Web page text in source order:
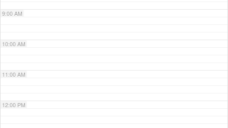
9:00 AM
10:00 AM
11:00 AM
12:00 PM